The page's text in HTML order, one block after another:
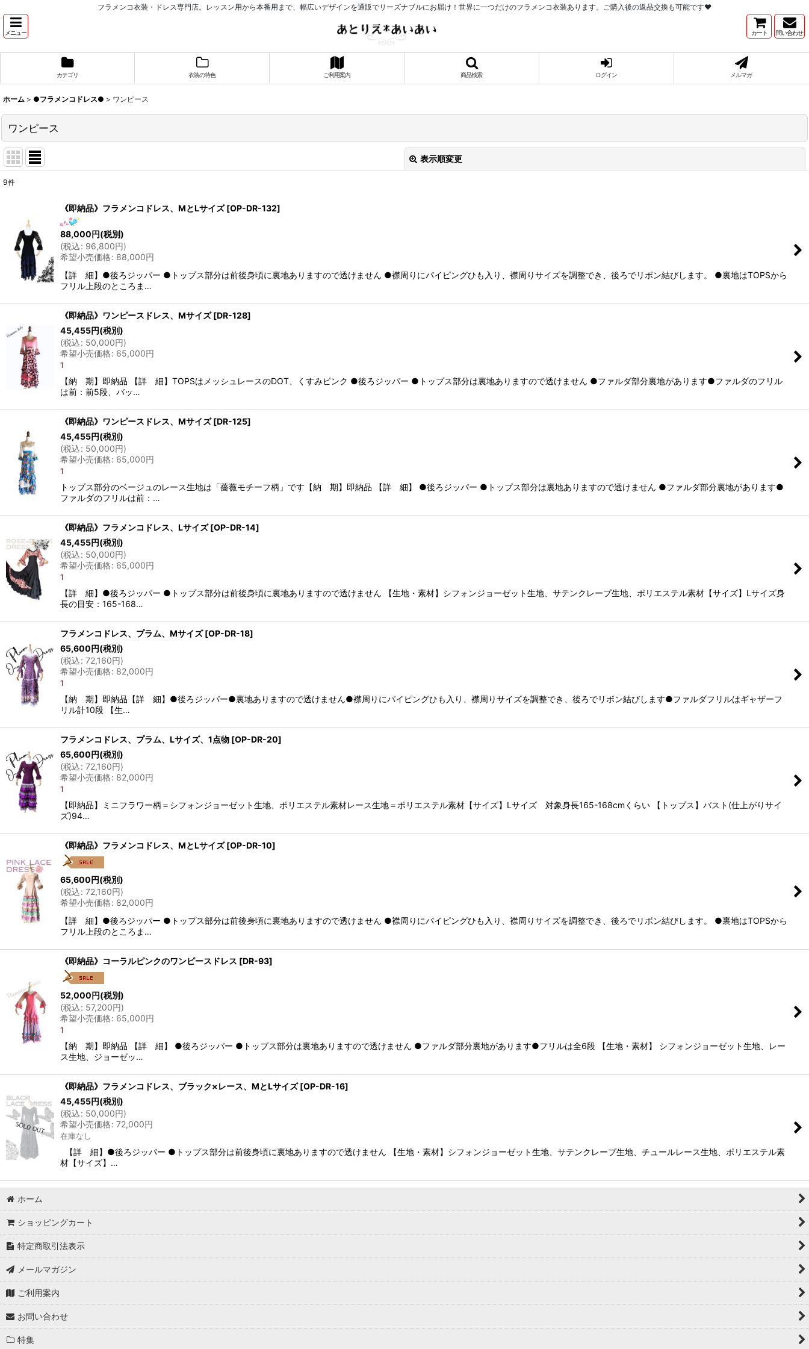
フラメンコ衣装・ドレス専門店。レッスン用から本番用まで、幅広いデザインを通販でリーズナブルにお届け！世界に一つだけのフラメンコ衣装あります。ご購入後の返品交換も可能です♥
メニュー カート 問い合わせ
カテゴリ 衣装の特色 ご利用案内 商品検索 ログイン メルマガ
ホーム > ●フラメンコドレス● > ワンピース
ワンピース
表示順変更
並び順
9件
《即納品》フラメンコドレス、MとLサイズ [OP-DR-132]
88,000円(税別)
(税込: 96,800円)
希望小売価格: 88,000円
【詳 細】●後ろジッパー ●トップス部分は前後身頃に裏地ありますので透けません ●襟周りにパイピングひも入り、襟周りサイズを調整でき、後ろでリボン結びします。 ●裏地はTOPSから
フリル上段のところま…
《即納品》ワンピースドレス、Mサイズ [DR-128]
45,455円(税別)
(税込: 50,000円)
希望小売価格: 65,000円
1
【納 期】即納品 【詳 細】TOPSはメッシュレースのDOT、くすみピンク ●後ろジッパー ●トップス部分は裏地ありますので透けません ●ファルダ部分裏地があります●ファルダのフリル
は前：前5段、バッ…
《即納品》ワンピースドレス、Mサイズ [DR-125]
45,455円(税別)
(税込: 50,000円)
希望小売価格: 65,000円
1
トップス部分のベージュのレース生地は「薔薇モチーフ柄」です【納 期】即納品 【詳 細】 ●後ろジッパー ●トップス部分は裏地ありますので透けません ●ファルダ部分裏地があります●
ファルダのフリルは前：…
《即納品》フラメンコドレス、Lサイズ [OP-DR-14]
45,455円(税別)
(税込: 50,000円)
希望小売価格: 65,000円
1
【詳 細】●後ろジッパー ●トップス部分は前後身頃に裏地ありますので透けません 【生地・素材】シフォンジョーゼット生地、サテンクレープ生地、ポリエステル素材【サイズ】Lサイズ身
長の目安：165-168…
フラメンコドレス、プラム、Mサイズ [OP-DR-18]
65,600円(税別)
(税込: 72,160円)
希望小売価格: 82,000円
1
【納 期】即納品【詳 細】●後ろジッパー●裏地ありますので透けません●襟周りにパイピングひも入り、襟周りサイズを調整でき、後ろでリボン結びします●ファルダフリルはギャザーフ
リル計10段 【生…
フラメンコドレス、プラム、Lサイズ、1点物 [OP-DR-20]
65,600円(税別)
(税込: 72,160円)
希望小売価格: 82,000円
1
【即納品】ミニフラワー柄＝シフォンジョーゼット生地、ポリエステル素材レース生地＝ポリエステル素材【サイズ】Lサイズ 対象身長165-168cmくらい 【トップス】バスト(仕上がりサイ
ズ)94…
《即納品》フラメンコドレス、MとLサイズ [OP-DR-10]
65,600円(税別)
(税込: 72,160円)
希望小売価格: 82,000円
【詳 細】●後ろジッパー ●トップス部分は前後身頃に裏地ありますので透けません ●襟周りにパイピングひも入り、襟周りサイズを調整でき、後ろでリボン結びします。 ●裏地はTOPSから
フリル上段のところま…
《即納品》コーラルピンクのワンピースドレス [DR-93]
52,000円(税別)
(税込: 57,200円)
希望小売価格: 65,000円
1
【納 期】即納品 【詳 細】 ●後ろジッパー ●トップス部分は裏地ありますので透けません ●ファルダ部分裏地があります●フリルは全6段 【生地・素材】 シフォンジョーゼット生地、レー
ス生地、ジョーゼッ…
《即納品》フラメンコドレス、ブラック×レース、MとLサイズ [OP-DR-16]
45,455円(税別)
(税込: 50,000円)
希望小売価格: 72,000円
在庫なし
【詳 細】●後ろジッパー ●トップス部分は前後身頃に裏地ありますので透けません 【生地・素材】シフォンジョーゼット生地、サテンクレープ生地、チュールレース生地、ポリエステル素
材【サイズ】…
ホーム
ショッピングカート
特定商取引法表示
メールマガジン
ご利用案内
お問い合わせ
特集